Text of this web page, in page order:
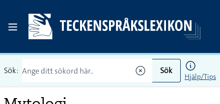
Sök: Sök
Hjälp/Tips